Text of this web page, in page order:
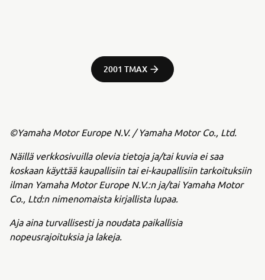
2001 TMAX
©Yamaha Motor Europe N.V. / Yamaha Motor Co., Ltd.
Näillä verkkosivuilla olevia tietoja ja/tai kuvia ei saa
koskaan käyttää kaupallisiin tai ei-kaupallisiin tarkoituksiin
ilman Yamaha Motor Europe N.V.:n ja/tai Yamaha Motor
Co., Ltd:n nimenomaista kirjallista lupaa.
Aja aina turvallisesti ja noudata paikallisia
nopeusrajoituksia ja lakeja.